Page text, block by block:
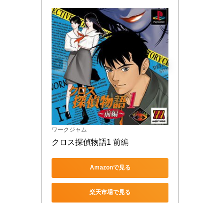
ワークジャム
クロス探偵物語1 前編
Amazonで見る
楽天市場で見る